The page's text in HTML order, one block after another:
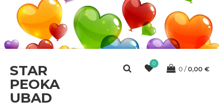
STAR
PEOKA
UBAD
0
0 0,00 €